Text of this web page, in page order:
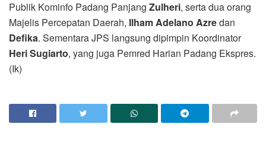
Publik Kominfo Padang Panjang Zulheri, serta dua orang
Majelis Percepatan Daerah, Ilham Adelano Azredan
Defika. Sementara JPS langsung dipimpin Koordinator
Heri Sugiarto, yang juga Pemred Harian Padang Ekspres.
(Ik)